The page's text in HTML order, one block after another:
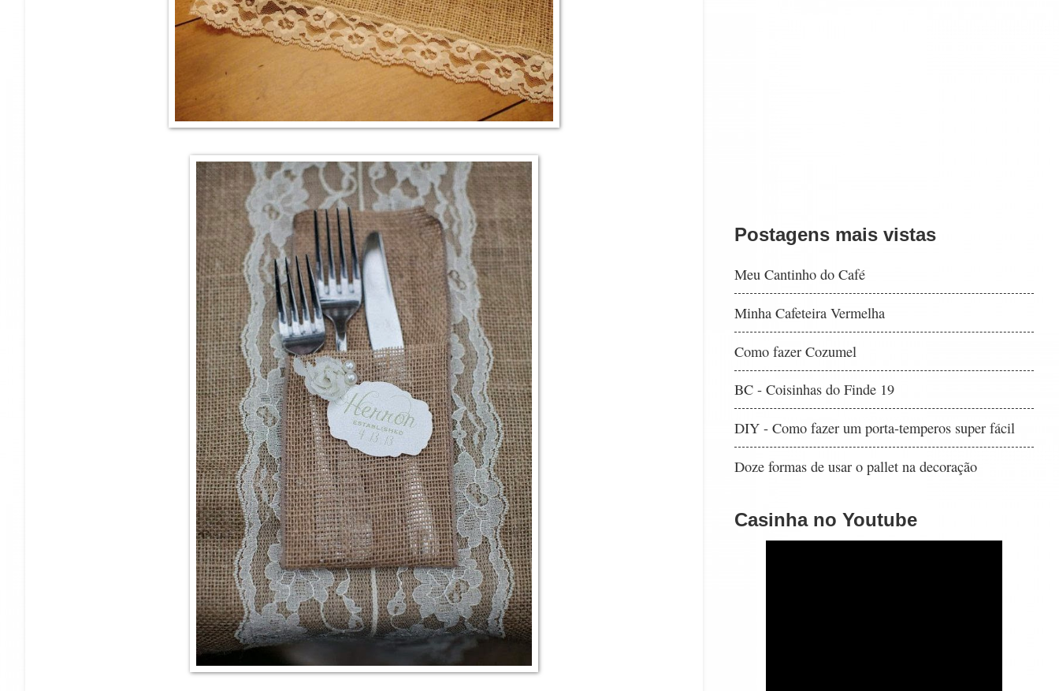
Postagens mais vistas
Meu Cantinho do Café
Minha Cafeteira Vermelha
Como fazer Cozumel
BC - Coisinhas do Finde 19
DIY - Como fazer um porta-temperos super fácil
Doze formas de usar o pallet na decoração
Casinha no Youtube